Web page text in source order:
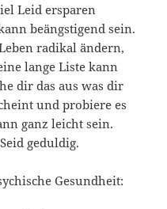
Leid ersparen
beängstigend sein.
radikal ändern,
lange Liste kann
dir das aus was dir
und probiere es
ganz leicht sein.
geduldig.
Gesundheit: